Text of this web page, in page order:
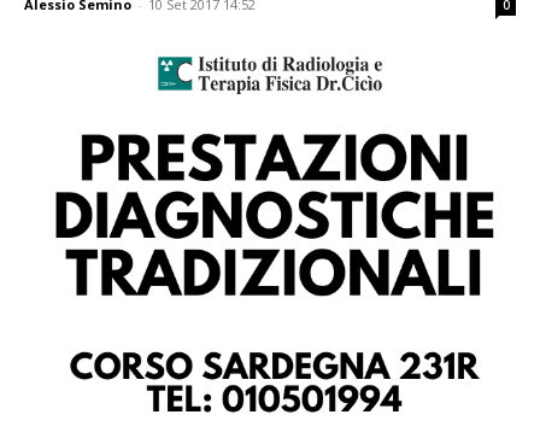
Alessio Semino - 10 Set 2017 14:52 0